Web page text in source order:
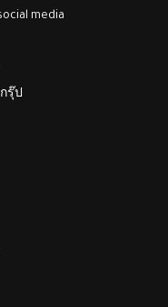
media
รุ๊ป